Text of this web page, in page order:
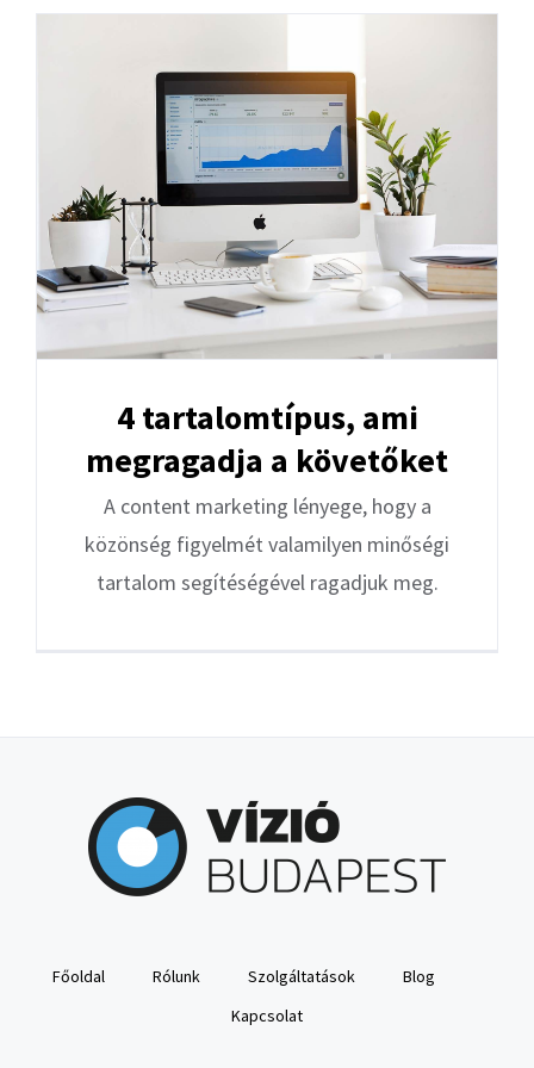
4 tartalomtípus, ami
megragadja a követőket
A content marketing lényege, hogy a
közönség figyelmét valamilyen minőségi
tartalom segítéségével ragadjuk meg.
Főoldal Rólunk Szolgáltatások
Blog
Kapcsolat